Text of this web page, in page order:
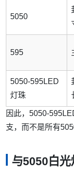
5050
595
5050-595LED
灯珠
因此，5050-
支，而不是所有
与5050白光